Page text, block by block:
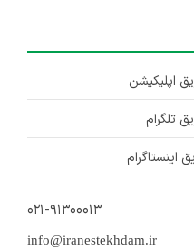
اپلیکیشن
تلگرام
اینستاگرام
۰۲۱-۹۱۳۰۰۰۱۳
info@iranestekhdam.ir